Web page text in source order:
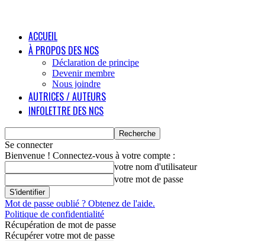
ACCUEIL
À PROPOS DES NCS
Déclaration de principe
Devenir membre
Nous joindre
AUTRICES / AUTEURS
INFOLETTRE DES NCS
Se connecter
Bienvenue ! Connectez-vous à votre compte :
votre nom d'utilisateur
votre mot de passe
Mot de passe oublié ? Obtenez de l'aide.
Politique de confidentialité
Récupération de mot de passe
Récupérer votre mot de passe